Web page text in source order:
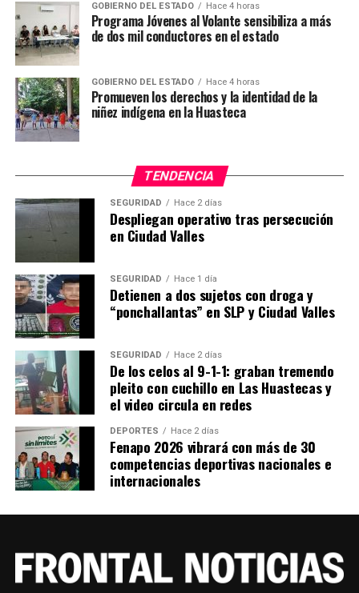
GOBIERNO DEL ESTADO Hace 4 horas
Programa Jóvenes al Volante sensibiliza a más
de dos mil conductores en el estado
GOBIERNO DEL ESTADO Hace 4 horas
Promueven los derechos y la identidad de la
niñez indígena en la Huasteca
TENDENCIA
SEGURIDAD Hace 2 días
Despliegan operativo tras persecución
en Ciudad Valles
SEGURIDAD Hace 1 día
Detienen a dos sujetos con droga y
“ponchallantas” en SLP y Ciudad Valles
SEGURIDAD Hace 2 días
De los celos al 9-1-1: graban tremendo
pleito con cuchillo en Las Huastecas y
el video circula en redes
DEPORTES Hace 2 días
Fenapo 2026 vibrará con más de 30
competencias deportivas nacionales e
internacionales